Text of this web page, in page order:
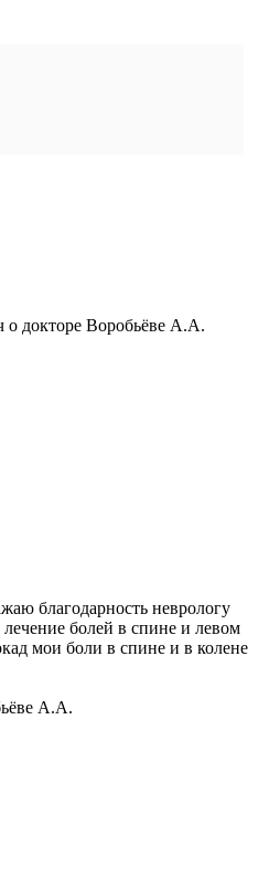
докторе Воробьёве А.А.
благодарность неврологу
болей в спине и левом
мои боли в спине и в колене
А.А.